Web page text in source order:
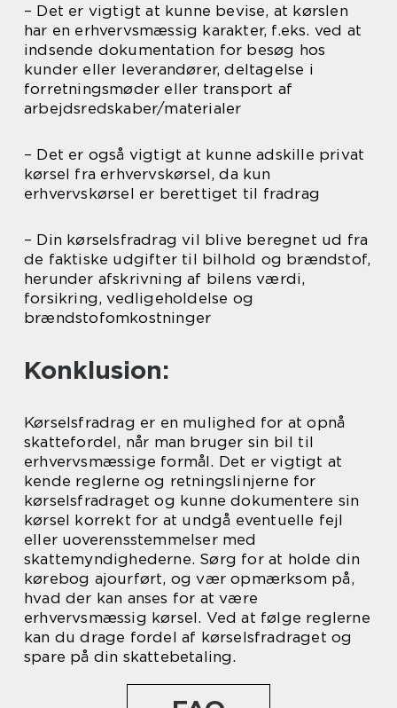
– Det er vigtigt at kunne bevise, at kørslen
har en erhvervsmæssig karakter, f.eks. ved at
indsende dokumentation for besøg hos
kunder eller leverandører, deltagelse i
forretningsmøder eller transport af
arbejdsredskaber/materialer
– Det er også vigtigt at kunne adskille privat
kørsel fra erhvervskørsel, da kun
erhvervskørsel er berettiget til fradrag
– Din kørselsfradrag vil blive beregnet ud fra
de faktiske udgifter til bilhold og brændstof,
herunder afskrivning af bilens værdi,
forsikring, vedligeholdelse og
brændstofomkostninger
Konklusion:
Kørselsfradrag er en mulighed for at opnå
skattefordel, når man bruger sin bil til
erhvervsmæssige formål. Det er vigtigt at
kende reglerne og retningslinjerne for
kørselsfradraget og kunne dokumentere sin
kørsel korrekt for at undgå eventuelle fejl
eller uoverensstemmelser med
skattemyndighederne. Sørg for at holde din
kørebog ajourført, og vær opmærksom på,
hvad der kan anses for at være
erhvervsmæssig kørsel. Ved at følge reglerne
kan du drage fordel af kørselsfradraget og
spare på din skattebetaling.